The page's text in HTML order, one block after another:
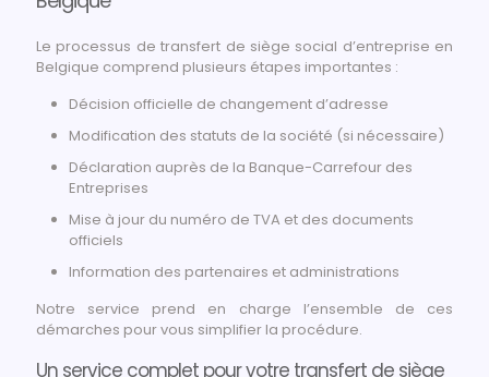
Le processus de transfert de siège social d’entreprise en
Belgique comprend plusieurs étapes importantes :
Décision officielle de changement d’adresse
Modification des statuts de la société (si nécessaire)
Déclaration auprès de la Banque-Carrefour des
Entreprises
Mise à jour du numéro de TVA et des documents
officiels
Information des partenaires et administrations
Notre service prend en charge l’ensemble de ces
démarches pour vous simplifier la procédure.
Un service complet pour votre transfert de siège